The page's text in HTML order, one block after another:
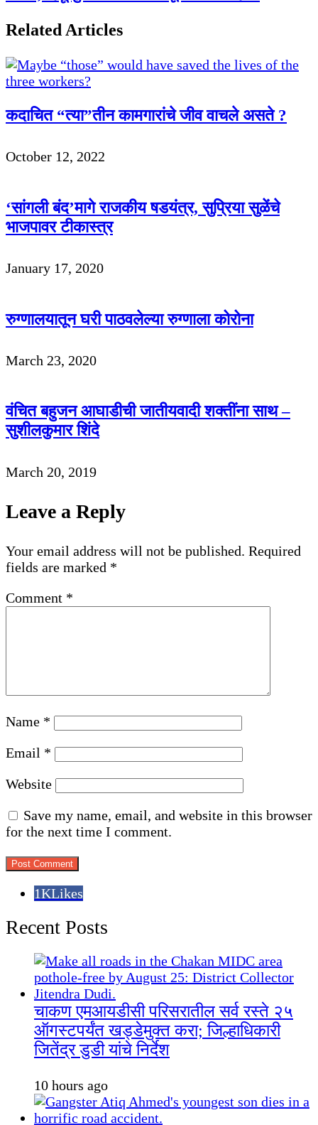
Related Articles
कदाचित “त्या”तीन कामगारांचे जीव वाचले असते ?
October 12, 2022
‘सांगली बंद’मागे राजकीय षडयंत्र, सुप्रिया सुळेंचे
भाजपावर टीकास्त्र
January 17, 2020
रुग्णालयातून घरी पाठवलेल्या रुग्णाला कोरोना
March 23, 2020
वंचित बहुजन आघाडीची जातीयवादी शक्तींना साथ –
सुशीलकुमार शिंदे
March 20, 2019
Leave a Reply
Your email address will not be published. Required
fields are marked *
Comment *
Name *
Email *
Website
Save my name, email, and website in this browser
for the next time I comment.
1KLikes
Recent Posts
चाकण एमआयडीसी परिसरातील सर्व रस्ते २५
ऑगस्टपर्यंत खड्डेमुक्त करा; जिल्हाधिकारी
जितेंद्र डुडी यांचे निर्देश
10 hours ago